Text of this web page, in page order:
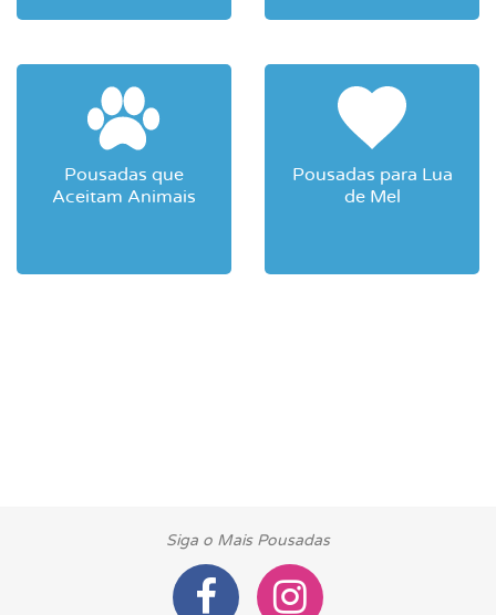
Pousadas que
Aceitam Animais
Pousadas para Lua
de Mel
Siga o Mais Pousadas